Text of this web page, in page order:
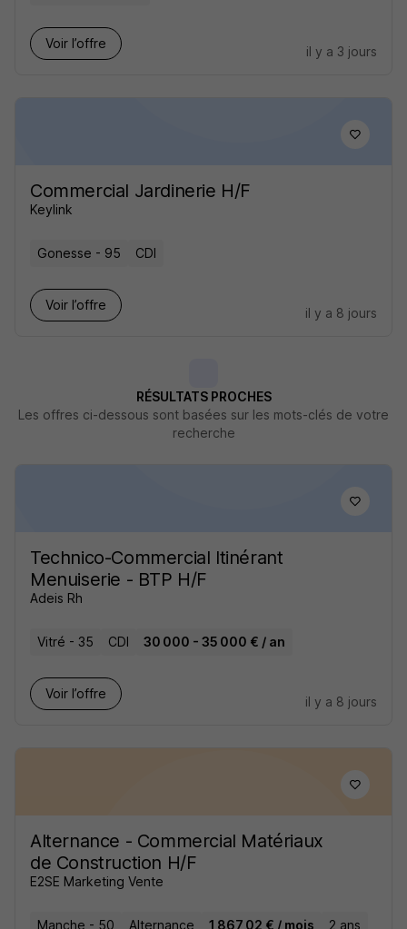
Voir l’offre
il y a 3 jours
Commercial Jardinerie H/F
Keylink
Gonesse - 95 CDI
Voir l’offre
il y a 8 jours
RÉSULTATS PROCHES
Les offres ci-dessous sont basées sur les mots-clés de votre
recherche
Technico-Commercial Itinérant
Menuiserie - BTP H/F
Adeis Rh
Vitré - 35 CDI 30 000 - 35 000 € / an
Voir l’offre
il y a 8 jours
Alternance - Commercial Matériaux
de Construction H/F
E2SE Marketing Vente
Manche - 50 Alternance 1 867,02 € / mois 2 ans